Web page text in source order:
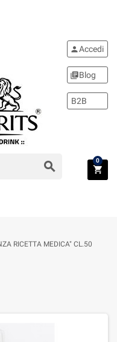
search
personAccedi
library_booksBlog
B2B
shopping_cart
0
RICETTA MEDICA" CL.50